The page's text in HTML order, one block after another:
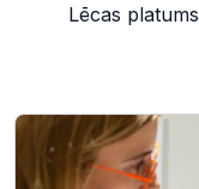
Lēcas platums